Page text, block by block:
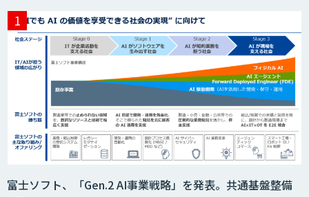
富士ソフト、「Gen.2 AI事業戦略」を発表。共通基盤整備